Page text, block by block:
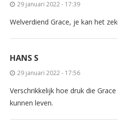
29 januari 2022 - 17:39
Welverdiend Grace, je kan het
HANS S
29 januari 2022 - 17:56
Verschrikkelijk hoe druk die
kunnen leven.